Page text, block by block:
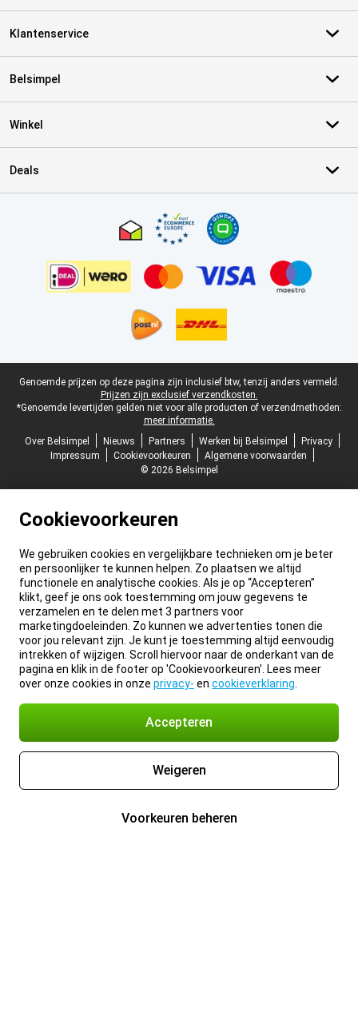
Klantenservice
Belsimpel
Winkel
Deals
Juridische voettekst
Genoemde prijzen op deze pagina zijn inclusief btw, tenzij anders vermeld.
Prijzen zijn exclusief verzendkosten.
*Genoemde levertijden gelden niet voor alle producten of verzendmethoden:
meer informatie.
Over Belsimpel
Nieuws Partners Werken bij Belsimpel
Privacy
Impressum
Cookievoorkeuren
Algemene voorwaarden
© 2026 Belsimpel
Cookievoorkeuren
We gebruiken cookies en vergelijkbare technieken om je beter
en persoonlijker te kunnen helpen. Zo plaatsen we altijd
functionele en analytische cookies. Als je op “Accepteren”
klikt, geef je ons ook toestemming om jouw gegevens te
verzamelen en te delen met 3 partners voor
marketingdoeleinden. Zo kunnen we advertenties tonen die
voor jou relevant zijn. Je kunt je toestemming altijd eenvoudig
intrekken of wijzigen. Scroll hiervoor naar de onderkant van de
pagina en klik in de footer op 'Cookievoorkeuren'. Lees meer
over onze cookies in onze privacy- en cookieverklaring
Accepteren
Weigeren
Voorkeuren beheren